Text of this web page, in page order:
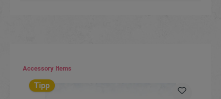
Produktgalerie überspringen
Accessory Items
Tipp